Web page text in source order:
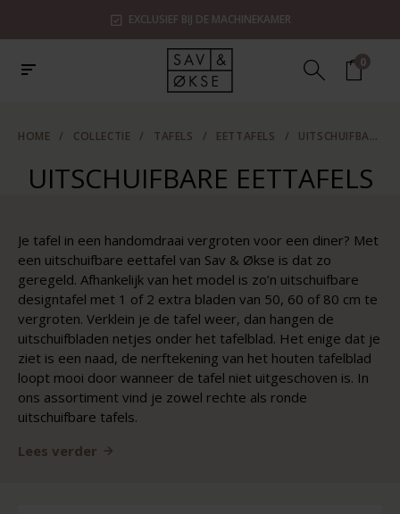
SHOWROOMS IN ZAANDAM,
0
HOME / COLLECTIE / TAFELS / EETTAFELS / UITSCHUIFBARE EETTAFELS
UITSCHUIFBARE EETTAFELS
Je tafel in een handomdraai vergroten voor een diner? Met
een uitschuifbare eettafel van Sav & Økse is dat zo
geregeld. Afhankelijk van het model is zo’n uitschuifbare
designtafel met 1 of 2 extra bladen van 50, 60 of 80 cm te
vergroten. Verklein je de tafel weer, dan hangen de
uitschuifbladen netjes onder het tafelblad. Het enige dat je
ziet is een naad, de nerftekening van het houten tafelblad
loopt mooi door wanneer de tafel niet uitgeschoven is. In
ons assortiment vind je zowel rechte als ronde
uitschuifbare tafels.
Lees verder